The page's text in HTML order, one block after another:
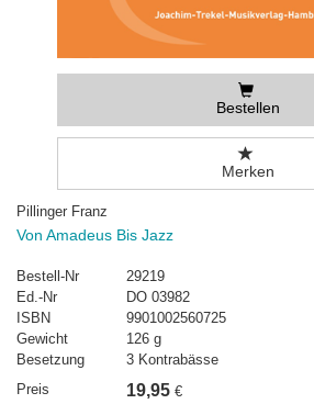
Bestellen
Merken
Pillinger Franz
Von Amadeus Bis Jazz
Bestell-Nr
29219
Ed.-Nr
DO 03982
ISBN
9901002560725
Gewicht
126 g
Besetzung
3 Kontrabässe
Preis
19,95 €